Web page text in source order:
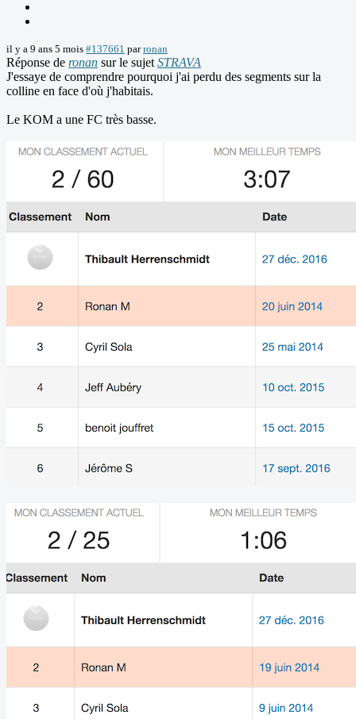
il y a 9 ans 5 mois #137661 parronan
Réponse de ronan sur le sujet STRAVA
J'essaye de comprendre pourquoi j'ai perdu des segments sur la
colline en face d'où j'habitais.
Le KOM a une FC très basse.